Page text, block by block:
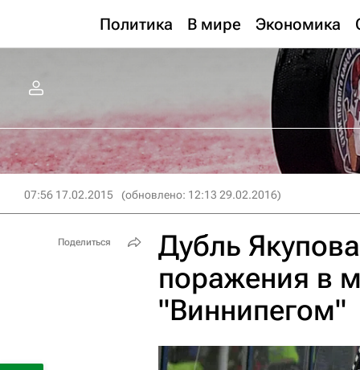
Политика В мире Экономика
07:56 17.02.2015 (обновлено: 12:13 29.02.2016)
Дубль
поражения в
"Виннипегом"
Поделиться